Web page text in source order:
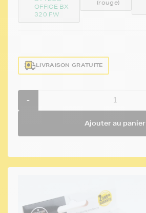
OFFICE BX
320 FW
(rouge)
LIVRAISON GRATUITE
-
Ajouter au panier